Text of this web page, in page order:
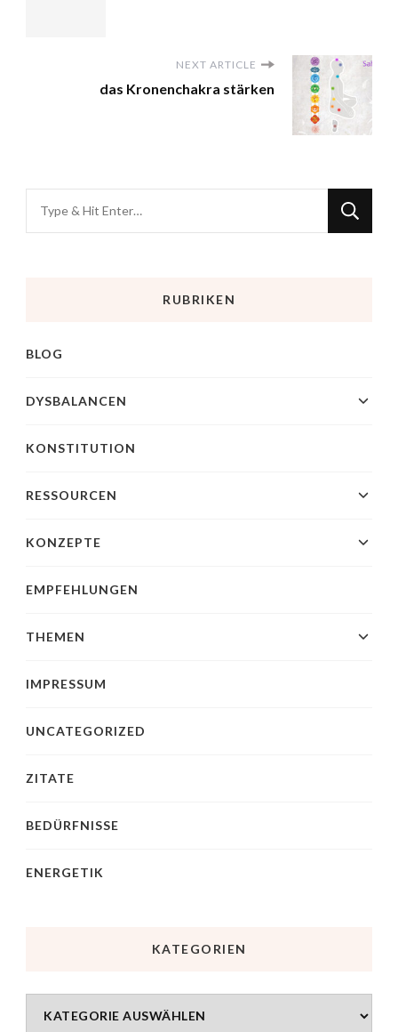
NEXT ARTICLE
das Kronenchakra stärken
RUBRIKEN
BLOG
DYSBALANCEN
KONSTITUTION
RESSOURCEN
KONZEPTE
EMPFEHLUNGEN
THEMEN
IMPRESSUM
UNCATEGORIZED
ZITATE
BEDÜRFNISSE
ENERGETIK
KATEGORIEN